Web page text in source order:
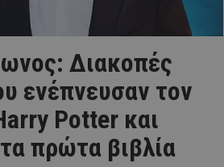
Διακοπές
ενέπνευσαν τον
Potter και
πρώτα βιβλία